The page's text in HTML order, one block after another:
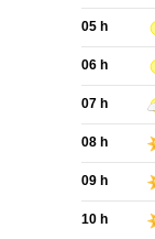
05 h
06 h
07 h
08 h
09 h
10 h